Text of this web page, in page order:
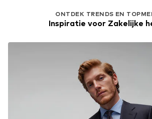
ONTDEK TRENDS EN
Inspiratie voor Zakelijke